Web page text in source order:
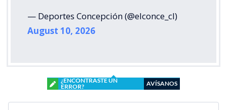
— Deportes Concepción (@elconce_cl)
August 10, 2026
¿ENCONTRASTE UN
ERROR?
AVÍSANOS